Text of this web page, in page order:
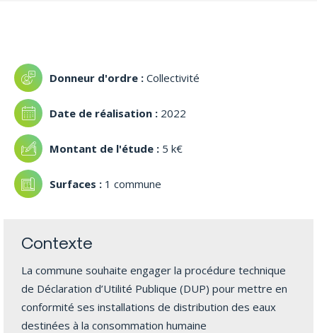
Collectivité
2022
5 k€
1 commune
Contexte
La commune souhaite engager la procédure technique
de Déclaration d’Utilité Publique (DUP) pour mettre en
conformité ses installations de distribution des eaux
destinées à la consommation humaine